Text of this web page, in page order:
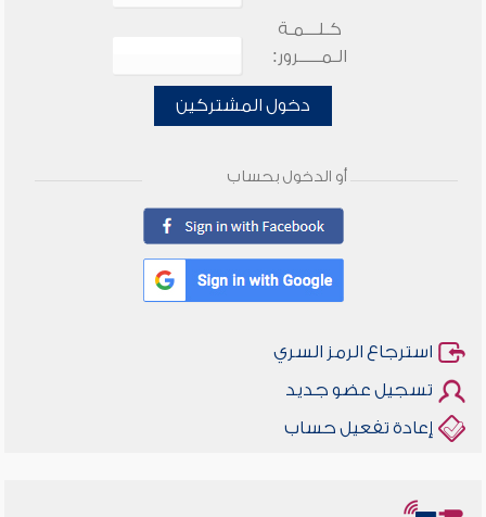
كـلـــمـة
الـمـــــرور:
دخول المشتركين
أو الدخول بحساب
استرجاع الرمز السري
تسجيل عضو جديد
إعادة تفعيل حساب